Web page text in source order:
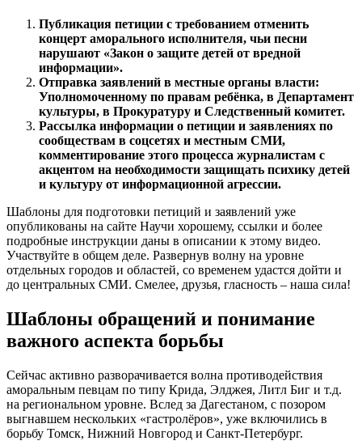
Публикация петиции с требованием отменить
концерт аморального исполнителя, чьи песни
нарушают «Закон о защите детей от вредной
информации».
Отправка заявлений в местные органы власти:
Уполномоченному по правам ребёнка, в Департамент
культуры, в Прокуратуру и Следственный комитет.
Рассылка информации о петиции и заявлениях по
сообществам в соцсетях и местным СМИ,
комментирование этого процесса журналистам с
акцентом на необходимости защищать психику детей
и культуру от информационной агрессии.
Шаблоны для подготовки петиций и заявлений уже
опубликованы на сайте Научи хорошему, ссылки и более
подробные инструкции даны в описании к этому видео.
Участвуйте в общем деле. Развернув волну на уровне
отдельных городов и областей, со временем удастся дойти и
до центральных СМИ. Смелее, друзья, гласность – наша сила!
Шаблоны обращений и понимание
важного аспекта борьбы
Сейчас активно разворачивается волна противодействия
аморальным певцам по типу Крида, Элджея, Литл Биг и т.д.
на региональном уровне. Вслед за Дагестаном, с позором
выгнавшем нескольких «гастролёров», уже включились в
борьбу Томск, Нижний Новгород и Санкт-Петербург.